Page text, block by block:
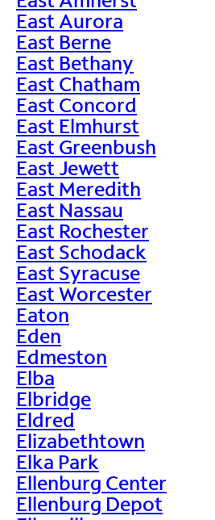
East Aurora
East Berne
East Bethany
East Chatham
East Concord
East Elmhurst
East Greenbush
East Jewett
East Meredith
East Nassau
East Rochester
East Schodack
East Syracuse
East Worcester
Eaton
Eden
Edmeston
Elba
Elbridge
Eldred
Elizabethtown
Elka Park
Ellenburg Center
Ellenburg Depot